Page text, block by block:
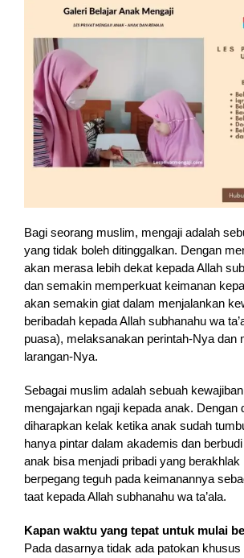
Bagi seorang muslim, mengaji adalah
yang tidak boleh ditinggalkan. Dengan
akan merasa lebih dekat kepada Allah
dan semakin memperkuat keimanan
akan semakin giat dalam menjalankan
beribadah kepada Allah subhanahu wa
puasa), melaksanakan perintah-Nya dan
larangan-Nya.
Sebagai muslim adalah sebuah
mengajarkan ngaji kepada anak. Dengan
diharapkan kelak ketika anak sudah
hanya pintar dalam akademis dan
anak bisa menjadi pribadi yang berakhlak
berpegang teguh pada keimanannya
taat kepada Allah subhanahu wa ta’ala.
Kapan waktu yang tepat untuk mulai
Pada dasarnya tidak ada patokan